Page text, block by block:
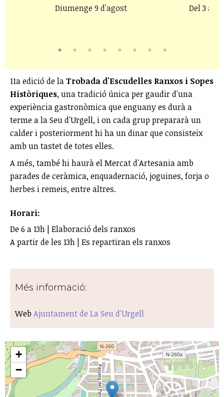
Diumenge 9 d'agost Del 3 al
11a edició de laTrobada d'Escudelles Ranxos i Sopes
Històriques, una tradició única per gaudir d'una
experiència gastronòmica que enguany es durà a
terme a la Seu d'Urgell, i on cada grup prepararà un
calder i posteriorment hi ha un dinar que consisteix
amb un tastet de totes elles.
A més, també hi haurà el Mercat d'Artesania amb
parades de ceràmica, enquadernació, joguines, forja o
herbes i remeis, entre altres.
Horari:
De 6 a 13h | Elaboració dels ranxos
A partir de les 13h | Es repartiran els ranxos
Més informació:
Web Ajuntament de La Seu d'Urgell
+
−